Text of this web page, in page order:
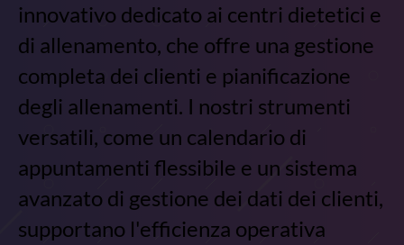
innovativo dedicato ai centri dietetici e
di allenamento, che offre una gestione
completa dei clienti e pianificazione
degli allenamenti. I nostri strumenti
versatili, come un calendario di
appuntamenti flessibile e un sistema
avanzato di gestione dei dati dei clienti,
supportano l'efficienza operativa